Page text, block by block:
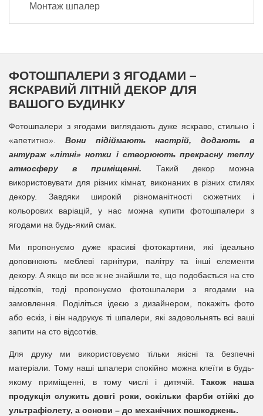
Монтаж шпалер
ФОТОШПАЛЕРИ З ЯГОДАМИ –
ЯСКРАВИЙ ЛІТНІЙ ДЕКОР ДЛЯ
ВАШОГО БУДИНКУ
Фотошпалери з ягодами виглядають дуже яскраво, стильно і
«апетитно».
Вони підіймають настрій, додають в
антураж «літні» нотки і створюють прекрасну теплу
атмосферу в приміщенні. Такий декор можна
використовувати для різних кімнат, виконаних в різних стилях
декору. Завдяки широкій різноманітності сюжетних і
кольорових варіацій, у нас можна купити фотошпалери з
ягодами на будь-який смак.
Ми пропонуємо дуже красиві фотокартини, які ідеально
доповнюють меблеві гарнітури, палітру та інші елементи
декору. А якщо ви все ж не знайшли те, що подобається на сто
відсотків, тоді пропонуємо фотошпалери з ягодами на
замовлення. Поділіться ідеєю з дизайнером, покажіть фото
або ескіз, і він надрукує ті шпалери, які задовольнять всі ваші
запити на сто відсотків.
Для друку ми використовуємо тільки якісні та безпечні
матеріали. Тому наші шпалери спокійно можна клеїти в будь-
якому приміщенні, в тому числі і дитячій.
Також наша
продукція служить довгі роки, оскільки фарби стійкі до
ультрафіолету, а основи – до механічних пошкоджень.